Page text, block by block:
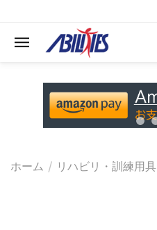
ホーム / リハビリ・訓練用具